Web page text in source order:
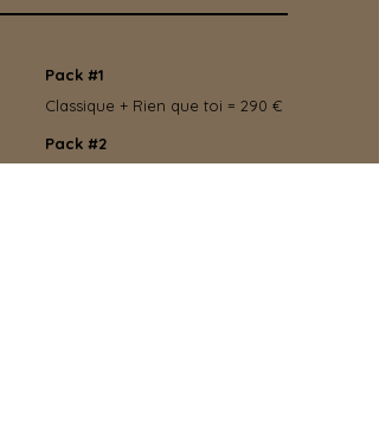
Pack #1
Classique + Rien que toi = 290 €
Pack #2